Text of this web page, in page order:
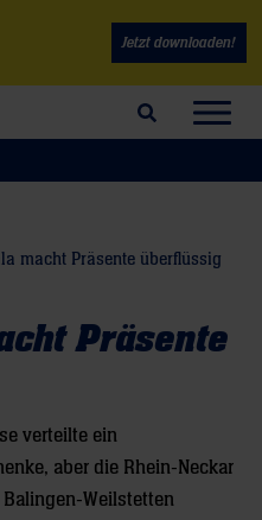
Jetzt downloaden!
Suchfeld öffnen
macht Präsente überflüssig
Präsente
verteilte ein
aber die Rhein-Neckar
Weilstetten